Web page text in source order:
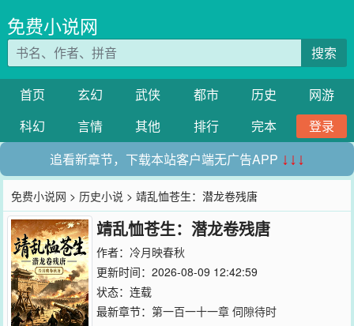
免费小说网
搜索
首页 玄幻 武侠 都市 历史
网游
科幻
言情 其他 排行 完本
登录
追看新章节，下载本站客户端无广告APP ↓↓↓
免费小说网 > 历史小说 > 靖乱恤苍生：潜龙卷残唐
靖乱恤苍生：潜龙卷残唐
作者： 冷月映春秋
更新时间：2026-08-09 12:42:59
状态：连载
最新章节： 第一百一十一章 伺隙待时